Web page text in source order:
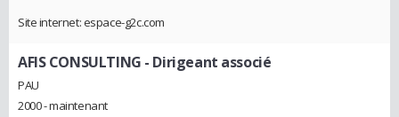
Site internet: espace-g2c.com
AFIS CONSULTING - Dirigeant associé
PAU
2000 - maintenant